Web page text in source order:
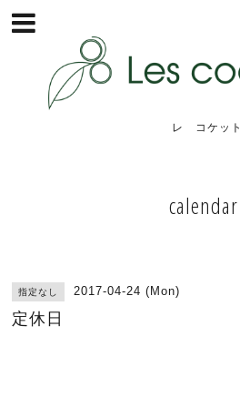
レ コケット
calendar
指定なし 2017-04-24 (Mon)
定休日